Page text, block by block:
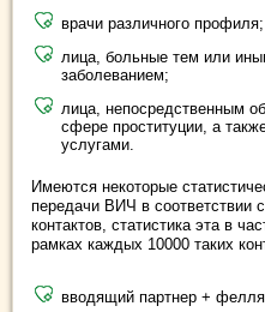
врачи различного профиля;
лица, больные тем или
заболеванием;
лица, непосредственным
сфере проституции, а
услугами.
Имеются некоторые
передачи ВИЧ в соответствии
контактов, статистика эта в
рамках каждых 10000 таких
вводящий партнер +